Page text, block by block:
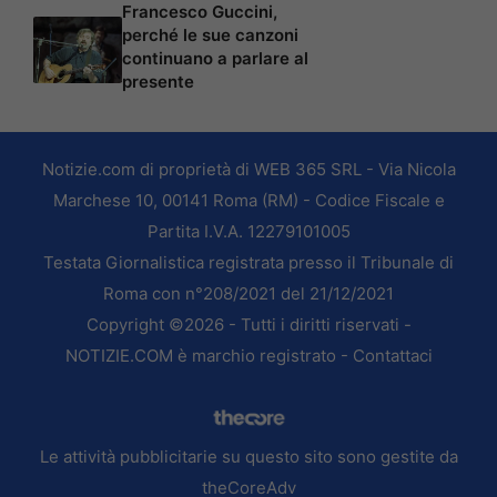
Francesco Guccini,
perché le sue canzoni
continuano a parlare al
presente
Notizie.com di proprietà di WEB 365 SRL - Via Nicola
Marchese 10, 00141 Roma (RM) - Codice Fiscale e
Partita I.V.A. 12279101005
Testata Giornalistica registrata presso il Tribunale di
Roma con n°208/2021 del 21/12/2021
Copyright ©2026 - Tutti i diritti riservati -
NOTIZIE.COM è marchio registrato - Contattaci
Le attività pubblicitarie su questo sito sono gestite da
theCoreAdv